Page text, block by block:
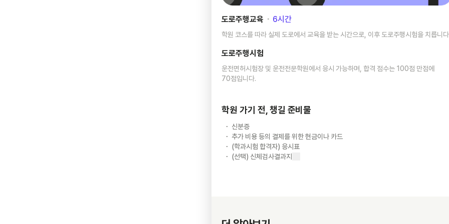
도로주행교육 ･ 6시간
학원 코스를 따라 실제 도로에서 교육을 받는 시간으로, 이후 도로주행시험을 치릅니
도로주행시험
운전면허시험장 및 운전전문학원에서 응시 가능하며, 합격 점수는 100점 만점에
70점입니다.
학원 가기 전, 챙길 준비물
신분증
추가 비용 등의 결제를 위한 현금이나 카드
(학과시험 합격자) 응시표
(선택) 신체검사결과지